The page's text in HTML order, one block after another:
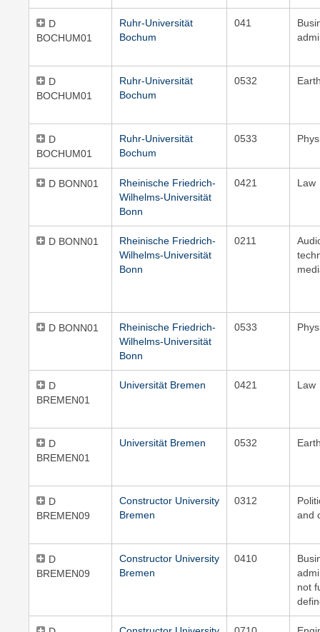
D
BOCHUM01
Ruhr-Universität
Bochum
041
D
BOCHUM01
Ruhr-Universität
Bochum
0532
D
BOCHUM01
Ruhr-Universität
Bochum
0533
D BONN01
Rheinische Friedrich-
Wilhelms-Universität
Bonn
0421 Law
D BONN01
Rheinische Friedrich-
Wilhelms-Universität
Bonn
0211
D BONN01
Rheinische Friedrich-
Wilhelms-Universität
Bonn
0533
D
BREMEN01
Universität Bremen 0421 Law
D
BREMEN01
Universität Bremen 0532
D
BREMEN09
Constructor University
Bremen
0312
and
D
BREMEN09
Constructor University
Bremen
0410
not